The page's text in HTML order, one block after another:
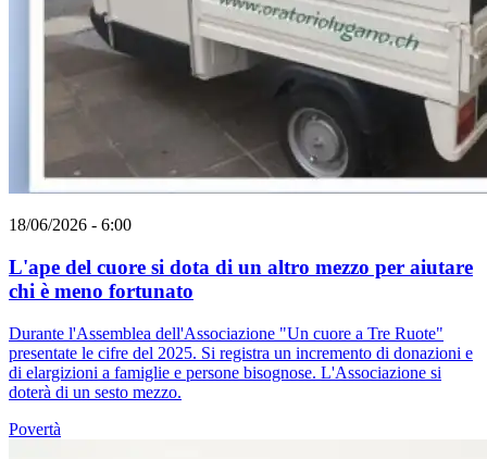
18/06/2026 - 6:00
L'ape del cuore si dota di un altro mezzo per aiutare
chi è meno fortunato
Durante l'Assemblea dell'Associazione "Un cuore a Tre Ruote"
presentate le cifre del 2025. Si registra un incremento di donazioni e
di elargizioni a famiglie e persone bisognose. L'Associazione si
doterà di un sesto mezzo.
Povertà